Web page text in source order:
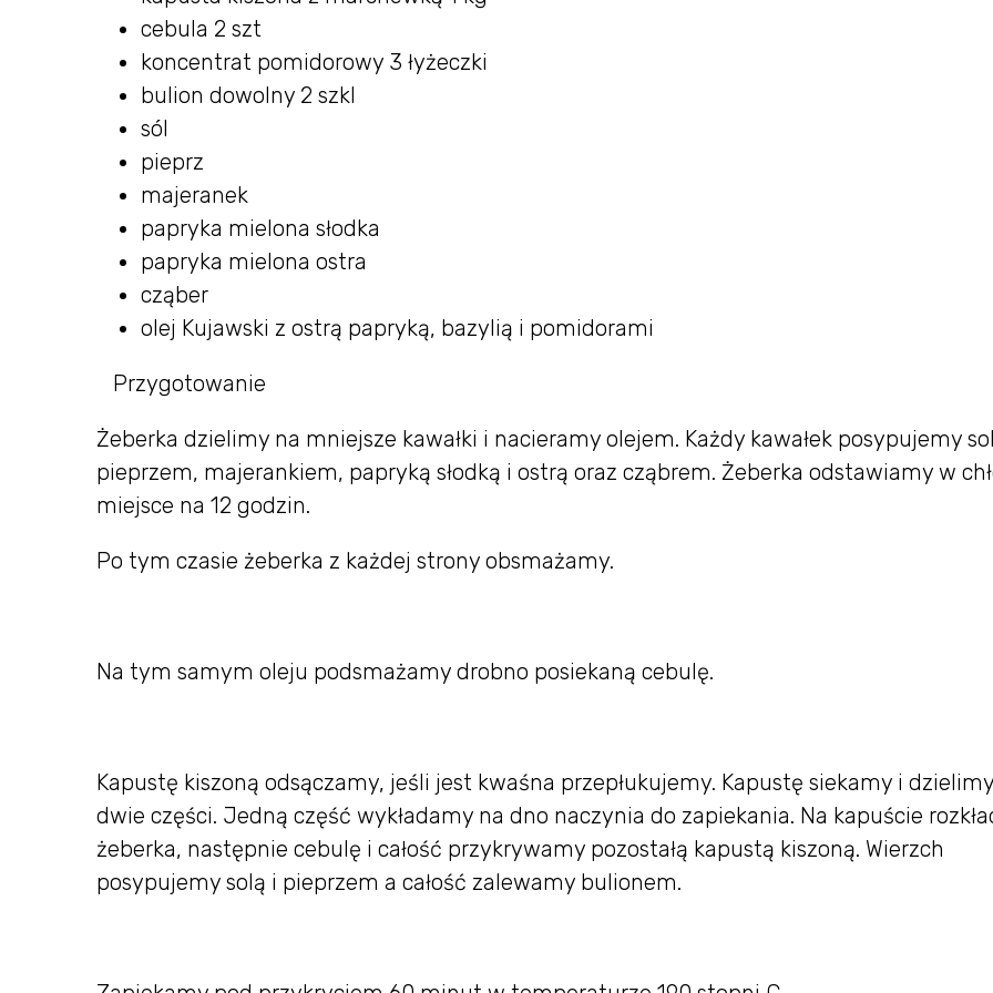
cebula 2 szt
koncentrat pomidorowy 3 łyżeczki
bulion dowolny 2 szkl
sól
pieprz
majeranek
papryka mielona słodka
papryka mielona ostra
cząber
olej Kujawski z ostrą papryką, bazylią i pomidorami
Przygotowanie
Żeberka dzielimy na mniejsze kawałki i nacieramy olejem. Każdy kawałek posypujemy
pieprzem, majerankiem, papryką słodką i ostrą oraz cząbrem. Żeberka odstawiamy w
miejsce na 12 godzin.
Po tym czasie żeberka z każdej strony obsmażamy.
Na tym samym oleju podsmażamy drobno posiekaną cebulę.
Kapustę kiszoną odsączamy, jeśli jest kwaśna przepłukujemy. Kapustę siekamy i
dwie części. Jedną część wykładamy na dno naczynia do zapiekania. Na kapuście
żeberka, następnie cebulę i całość przykrywamy pozostałą kapustą kiszoną. Wierzch
posypujemy solą i pieprzem a całość zalewamy bulionem.